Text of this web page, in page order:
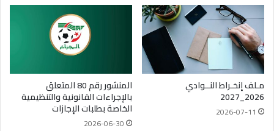
مـلف إنخـراط النــوادي
2026_2027
2026-07-11
المنشور رقم 80 المتعلق
بالإجراءات القانونية والتنظيمية
الخاصة بطلبات الإجازات
2026-06-30